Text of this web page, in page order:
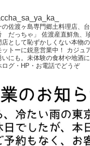
の佐渡ヶ島専門郷土料理店、
だっちゃ」
佐渡産直鮮魚、
店として恥ずかしくない本物
トーに鋭意営業中！
カジュ
いにも。未体験の食材や地酒
ログ・HP・お電話でどうぞ